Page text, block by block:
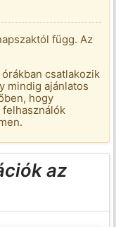
függ. Az
csatlakozik
mindig ajánlatos
hogy
az